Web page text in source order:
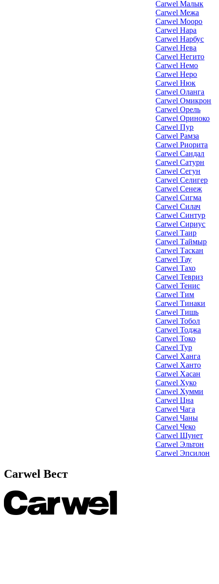
Carwel Малык
Carwel Межа
Carwel Мооро
Carwel Нара
Carwel Нарбус
Carwel Нева
Carwel Негито
Carwel Немо
Carwel Неро
Carwel Нюк
Carwel Оланга
Carwel Омикрон
Carwel Орель
Carwel Ориноко
Carwel Пур
Carwel Рамза
Carwel Риорита
Carwel Сандал
Carwel Сатурн
Carwel Сегун
Carwel Селигер
Carwel Сенеж
Carwel Сигма
Carwel Силач
Carwel Синтур
Carwel Сириус
Carwel Таир
Carwel Таймыр
Carwel Таскан
Carwel Тау
Carwel Тахо
Carwel Тевриз
Carwel Тенис
Carwel Тим
Carwel Тинаки
Carwel Тишь
Carwel Тобол
Carwel Тоджа
Carwel Токо
Carwel Тур
Carwel Ханга
Carwel Ханто
Carwel Хасан
Carwel Хуко
Carwel Хумми
Carwel Цна
Carwel Чага
Carwel Чаны
Carwel Чеко
Carwel Шунет
Carwel Эльтон
Carwel Эпсилон
Carwel Вест